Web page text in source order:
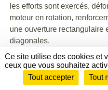
les efforts sont exercés,
moteur en rotation,
une ouverture rectangulaire
diagonales.
Envie de participer ?
Ce site utilise des cookies et
ceux que vous souhaitez
Tout accepter
Tout